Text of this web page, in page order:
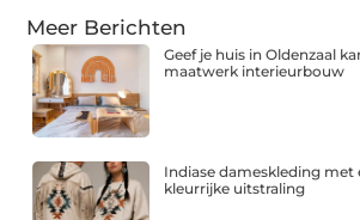
Meer Berichten
Geef je huis in Oldenzaal
maatwerk interieurbouw
Indiase dameskleding met
kleurrijke uitstraling